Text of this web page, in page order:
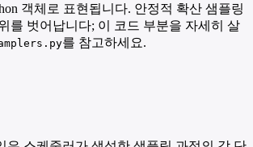
객체로 표현됩니다. 안정적 확산 샘플링
를 벗어납니다; 이 코드 부분을 자세히 살
를 참고하세요.